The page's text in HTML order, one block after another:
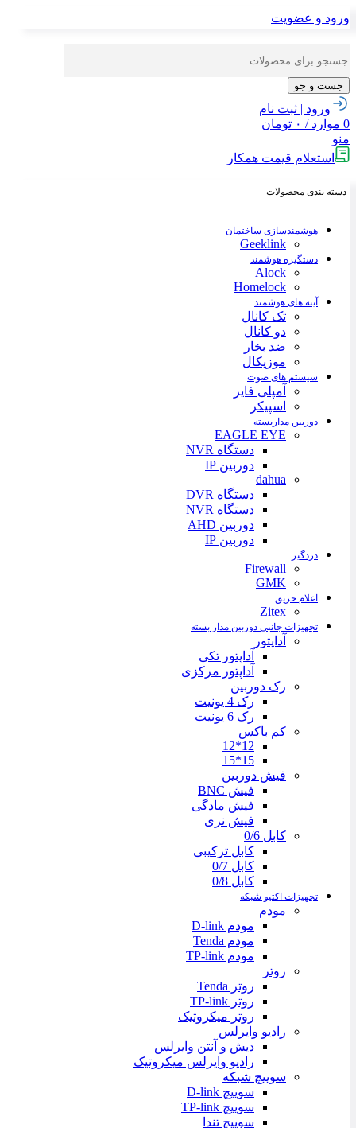
ورود و عضویت
جست و جو
ورود | ثبت نام
0 موارد / ۰ تومان
منو
استعلام قیمت همکار
دسته بندی محصولات
هوشمندسازی ساختمان
Geeklink
دستگیره هوشمند
Alock
Homelock
آینه های هوشمند
تک کانال
دو کانال
ضد بخار
موزیکال
سیستم های صوت
آمپلی فایر
اسپیکر
دوربین مداربسته
EAGLE EYE
دستگاه NVR
دوربین IP
dahua
دستگاه DVR
دستگاه NVR
دوربین AHD
دوربین IP
دزدگیر
Firewall
GMK
اعلام حریق
Zitex
تجهیزات جانبی دوربین مدار بسته
آداپتور
آداپتور تکی
آداپتور مرکزی
رک دوربین
رک 4 یونیت
رک 6 یونیت
کم باکس
12*12
15*15
فیش دوربین
فیش BNC
فیش مادگی
فیش نری
کابل 0/6
کابل ترکیبی
کابل 0/7
کابل 0/8
تجهیزات اکتیو شبکه
مودم
مودم D-link
مودم Tenda
مودم TP-link
روتر
روتر Tenda
روتر TP-link
روتر میکروتیک
رادیو وایرلس
دیش و آنتن وایرلس
رادیو وایرلس میکروتیک
سوییچ شبکه
سوییچ D-link
سوییچ TP-link
سوییچ تندا